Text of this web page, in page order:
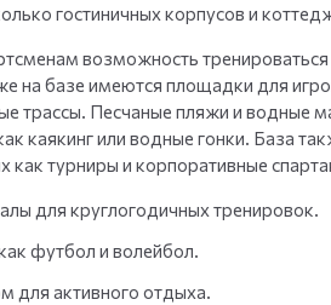
гостиничных корпусов и
возможность тренироваться
базе имеются площадки для
трассы. Песчаные пляжи и водные
каякинг или водные гонки. База
как турниры и корпоративные
для круглогодичных тренировок.
футбол и волейбол.
для активного отдыха.